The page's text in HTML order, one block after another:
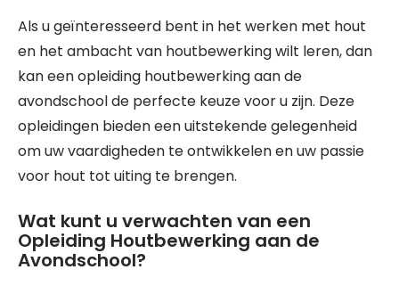
Als u geïnteresseerd bent in het werken met hout
en het ambacht van houtbewerking wilt leren, dan
kan een opleiding houtbewerking aan de
avondschool de perfecte keuze voor u zijn. Deze
opleidingen bieden een uitstekende gelegenheid
om uw vaardigheden te ontwikkelen en uw passie
voor hout tot uiting te brengen.
Wat kunt u verwachten van een
Opleiding Houtbewerking aan de
Avondschool?